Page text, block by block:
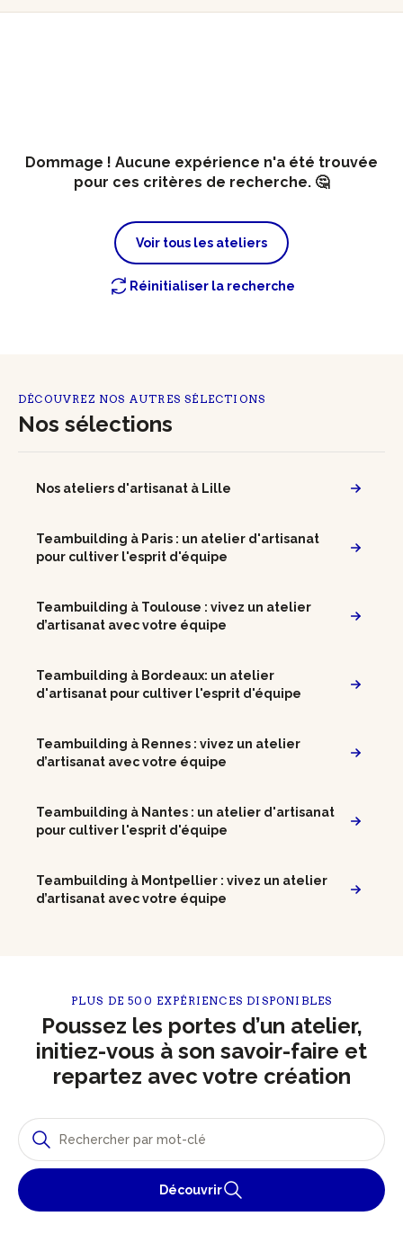
Lieu de l'évènement Savoir-faire
Dommage ! Aucune expérience n'a été trouvée
pour ces critères de recherche. 🤔
Voir tous les ateliers
Réinitialiser la recherche
DÉCOUVREZ NOS AUTRES SÉLECTIONS
Nos sélections
Nos ateliers d'artisanat à Lille
Teambuilding à Paris : un atelier d'artisanat
pour cultiver l'esprit d'équipe
Teambuilding à Toulouse : vivez un atelier
d’artisanat avec votre équipe
Teambuilding à Bordeaux: un atelier
d'artisanat pour cultiver l'esprit d'équipe
Teambuilding à Rennes : vivez un atelier
d’artisanat avec votre équipe
Teambuilding à Nantes : un atelier d'artisanat
pour cultiver l'esprit d'équipe
Teambuilding à Montpellier : vivez un atelier
d’artisanat avec votre équipe
PLUS DE 500 EXPÉRIENCES DISPONIBLES
Poussez les portes d’un atelier,
initiez-vous à son savoir-faire et
repartez avec votre création
Découvrir